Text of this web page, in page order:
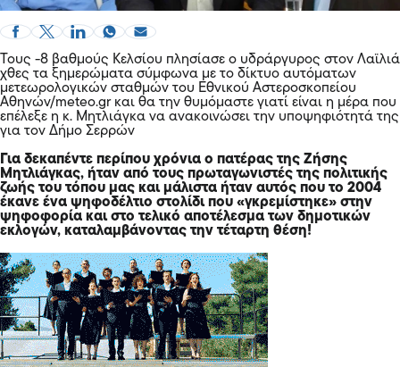
Τους -8 βαθμούς Κελσίου πλησίασε ο υδράργυρος στον Λαϊλιά
χθες τα ξημερώματα σύμφωνα με το δίκτυο αυτόματων
μετεωρολογικών σταθμών του Εθνικού Αστεροσκοπείου
Αθηνών/meteo.gr και θα την θυμόμαστε γιατί είναι η μέρα που
επέλεξε η κ. Μητλιάγκα να ανακοινώσει την υποψηφιότητά της
για τον Δήμο Σερρών
Για δεκαπέντε περίπου χρόνια ο πατέρας της Ζήσης
Μητλιάγκας, ήταν από τους πρωταγωνιστές της πολιτικής
ζωής του τόπου μας και μάλιστα ήταν αυτός που το 2004
έκανε ένα ψηφοδέλτιο στολίδι που «γκρεμίστηκε» στην
ψηφοφορία και στο τελικό αποτέλεσμα των δημοτικών
εκλογών, καταλαμβάνοντας την τέταρτη θέση!